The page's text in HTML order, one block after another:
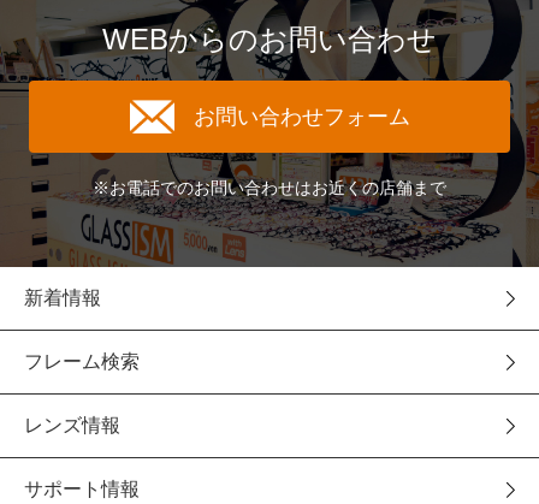
WEBからのお問い合わせ
お問い合わせフォーム
※お電話でのお問い合わせはお近くの店舗まで
新着情報
フレーム検索
レンズ情報
サポート情報